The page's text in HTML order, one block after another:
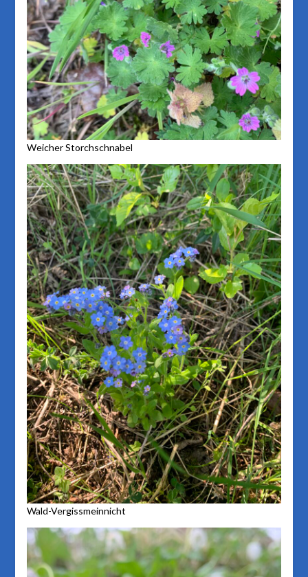
Weicher Storchschnabel
Wald-Vergissmeinnicht